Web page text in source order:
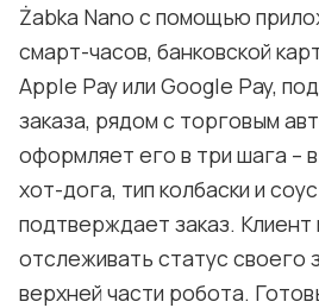
Żabka Nano с помощью
смарт-часов, банковской
Apple Pay или Google Pay,
заказа, рядом с торговым
оформляет его в три шага –
хот-дога, тип колбаски и
подтверждает заказ.
отслеживать статус своего
верхней части робота.